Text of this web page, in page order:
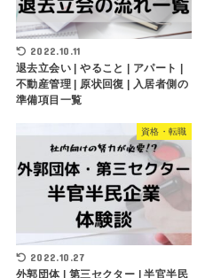
2022.10.11
退去立会い | やること | アパート |
不動産管理 | 原状回復 | 入居者側の
準備項目一覧
資格・転職
2022.10.27
外郭団体 | 第三セクター | 半官半民